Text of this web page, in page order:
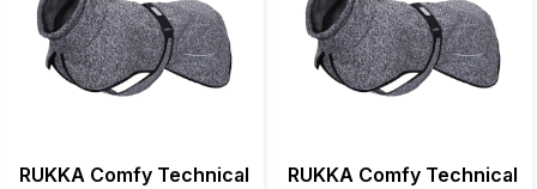
RUKKA Comfy Technical
RUKKA Comfy Technical